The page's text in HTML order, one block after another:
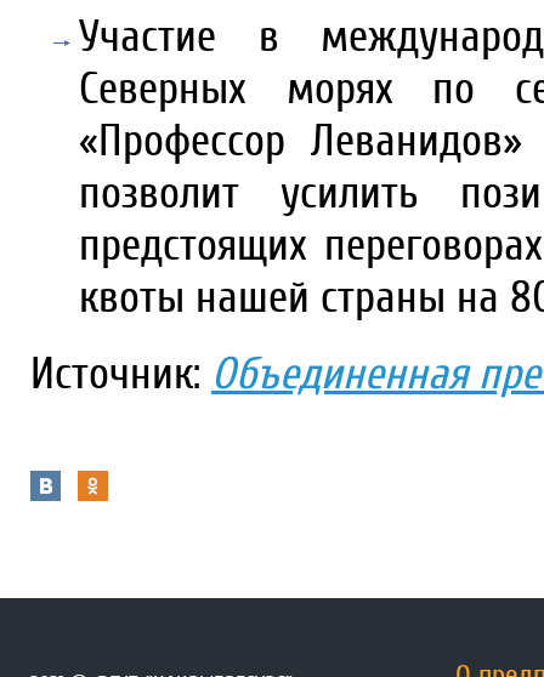
Участие в
Северных морях по
«Профессор
позволит усилить
предстоящих
квоты нашей страны на
Источник: Объединенная